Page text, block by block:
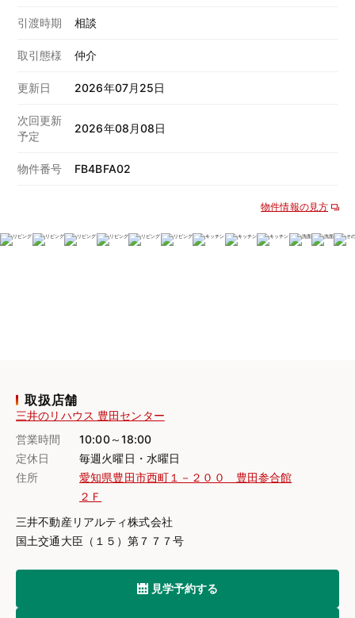
引渡時期 相談
取引態様 仲介
更新日 2026年07月25日
次回更新
予定
2026年08月08日
物件番号 FB4BFA02
物件情報の見方
取扱店舗
三井のリハウス 豊田センター
営業時間
10:00～18:00
定休日
毎週火曜日・水曜日
住所
愛知県豊田市西町１－２００ 豊田参合館
２Ｆ
三井不動産リアルティ株式会社
国土交通大臣（１５）第７７７号
見学予約する